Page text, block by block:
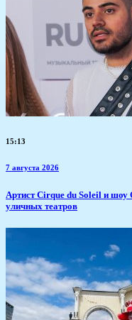
15:13
7 августа 2026
Артист Cirque du Soleil и
уличных театров